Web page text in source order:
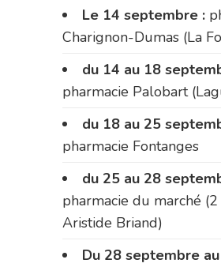
Le 14 septembre :
Charignon-Dumas (La
du 14 au 18
pharmacie Palobart
du 18 au 25
pharmacie Fontanges
du 25 au 28
pharmacie du marché
Aristide Briand)
Du 28 septembre